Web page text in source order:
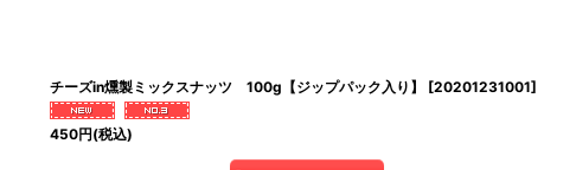
チーズin燻製ミックスナッツ 100g【ジップパック入り】 [20201231001]
450円(税込)